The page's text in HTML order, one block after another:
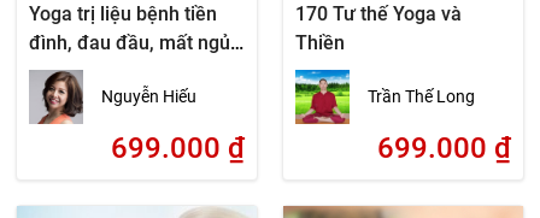
Yoga trị liệu bệnh tiền
đình, đau đầu, mất ngủ
– phục hồi sức khỏe
Nguyễn Hiếu
699.000 ₫
170 Tư thế Yoga và
Thiền
Trần Thế Long
699.000 ₫